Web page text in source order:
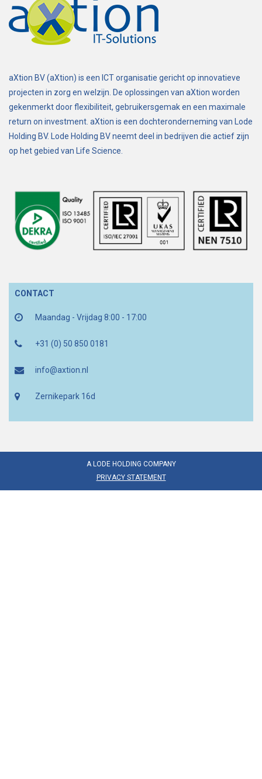
aXtion BV (aXtion) is een ICT organisatie gericht op innovatieve
projecten in zorg en welzijn. De oplossingen van aXtion worden
gekenmerkt door flexibiliteit, gebruikersgemak en een maximale
return on investment. aXtion is een dochteronderneming van Lode
Holding BV. Lode Holding BV neemt deel in bedrijven die actief zijn
op het gebied van Life Science.
CONTACT
Maandag - Vrijdag 8:00 - 17:00
+31 (0) 50 850 0181
info@axtion.nl
Zernikepark 16d
A LODE HOLDING COMPANY
PRIVACY STATEMENT